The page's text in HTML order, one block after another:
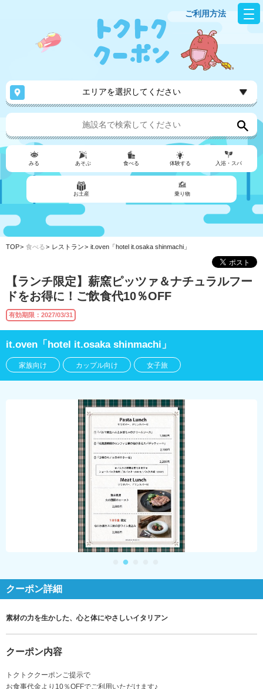
ご利用方法
エリアを選択してください
みる あそぶ 食べる 体験する 入浴・スパ
お土産 乗り物
TOP 食べる レストラン it.oven「hotel it.osaka shinmachi」
【ランチ限定】薪窯ピッツァ＆ナチュラルフー
ドをお得に！ご飲食代10％OFF
有効期限：2027/03/31
it.oven「hotel it.osaka shinmachi」
家族向け カップル向け 女子旅
クーポン詳細
素材の力を生かした、心と体にやさしいイタリアン
クーポン内容
トクトククーポンご提示で
お食事代金より10％OFFでご利用いただけます♪